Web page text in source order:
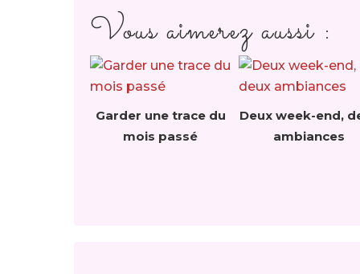
Vous aimerez aussi :
Garder une trace du
mois passé
Deux week-end,
ambiances